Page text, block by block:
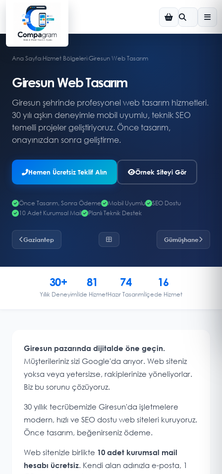
Ana Sayfa›Hizmet Bölgeleri›Giresun Web Tasarım
Giresun Web Tasarım
Giresun şehrinde profesyonel web tasarım hizmetleri.
30 yılı aşkın deneyimle mobil uyumlu, teknik SEO
temelli projeler geliştiriyoruz. Önce tasarım,
onayınızdan sonra geliştirme.
Hemen Ücretsiz Teklif Alın Örnek Siteyi Gör
Önce Tasarım, Sonra Ödeme Mobil Uyumlu
SEO Dostu
10 Adet Kurumsal Mail
Planlı Teknik Destek
Gaziantep Gümüşhane
30+
Yıllık Deneyim
81
İlde Hizmet
74
Hazır Tasarım
16
İlçede Hizmet
Giresun pazarında dijitalde öne geçin.
Müşterileriniz sizi Google'da arıyor. Web siteniz
yoksa veya yetersizse, rakiplerinize yöneliyorlar.
Biz bu sorunu çözüyoruz.
30 yıllık tecrübemizle Giresun'da işletmelere
modern, hızlı ve SEO dostu web siteleri kuruyoruz.
Önce tasarım, beğenirseniz ödeme.
Web sitenizle birlikte 10 adet kurumsal mail
hesabı ücretsiz. Kendi alan adınızla e-posta, 1